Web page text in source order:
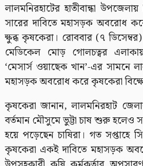
লালমনিরহাটের হাতীবান্ধা
সারের দাবিতে মহাসড়ক অবরোধ
ক্ষুব্ধ কৃষকেরা। রোববার (৭
মেডিকেল মোড় গোলচত্বর এলাকায়
‘মেসার্স ওয়াছেক খান’-এর সামনে
মহাসড়ক অবরোধ করে কৃষকেরা
কৃষকেরা জানান, লালমনিরহাট
বর্তমান মৌসুমে ভুট্টা চাষ শুরু হলেও
হয়ে পড়েছেন চাষিরা। গত সপ্তাহে
কৃষকেরা একই দাবিতে মহাসড়ক